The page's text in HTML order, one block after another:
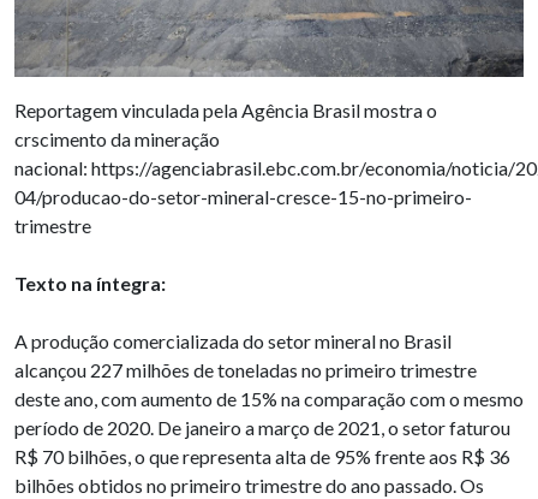
Reportagem vinculada pela Agência Brasil mostra o
crscimento da mineração
nacional: https://agenciabrasil.ebc.com.br/economia/noticia/
04/producao-do-setor-mineral-cresce-15-no-primeiro-
trimestre
Texto na íntegra:
A produção comercializada do setor mineral no Brasil
alcançou 227 milhões de toneladas no primeiro trimestre
deste ano, com aumento de 15% na comparação com o mesmo
período de 2020. De janeiro a março de 2021, o setor faturou
R$ 70 bilhões, o que representa alta de 95% frente aos R$ 36
bilhões obtidos no primeiro trimestre do ano passado. Os